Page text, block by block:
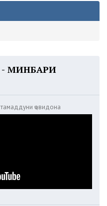
МИНБАРИ
ҷовидона